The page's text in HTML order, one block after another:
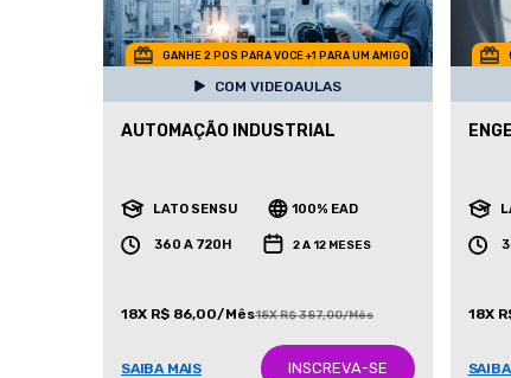
GANHE 2 POS PARA VOCE +1 PARA UM AMIGO
COM VIDEOAULAS
AUTOMAÇÃO INDUSTRIAL
LATO SENSU 100% EAD
360 A 720H 2 A 12 MESES
18X R$ 86,00/Mês18X R$ 387,00/Mês
SAIBA MAIS INSCREVA-SE
18X